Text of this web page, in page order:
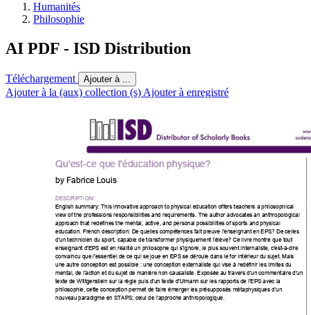
Humanités
Philosophie
AI PDF - ISD Distribution
Téléchargement Ajouter à ...
Ajouter à la (aux) collection (s) Ajouter à enregistré
Qu'est-ce que l'éducation physique?
by Fabrice Louis
DESCRIPTION:
English summary: This innovative approach to physical education offers teachers a philosophical
view of the professions responsibilities and requirements. The author advocates an anthropological
approach that redefines the mental, active, and personal possibilities of sports and physical
education. French description: De quelles compétences fait preuve l'enseignant en EPS? De celles
d'un technicien du sport, capable de transformer physiquement l'élève? Ce livre montre que tout
enseignant d'EPS est en réalité un philosophe qui s'ignore, le plus souvent internaliste, c'est-à-dire
convaincu que l'essentiel de ce qui se joue en EPS se déroule dans le for intérieur du sujet. Mais
une autre conception est possible : une conception externaliste qui vise à redéfinir les limites du
mental, de l'action et du sujet de manière non causaliste. Exposée au travers d'un commentaire d'un
texte de Wittgenstein sur la règle puis d'un texte d'Ulmann sur les rapports de l'EPS avec la
philosophie, cette conception permet de faire émerger les présupposés métaphysiques d'un
nouveau paradigme en STAPS; celui de l'approche anthropologique.